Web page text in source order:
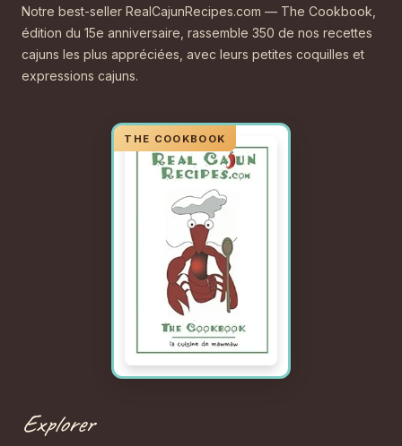
Notre best-seller RealCajunRecipes.com — The Cookbook,
édition du 15e anniversaire, rassemble 350 de nos recettes
cajuns les plus appréciées, avec leurs petites coquilles et
expressions cajuns.
Explorer